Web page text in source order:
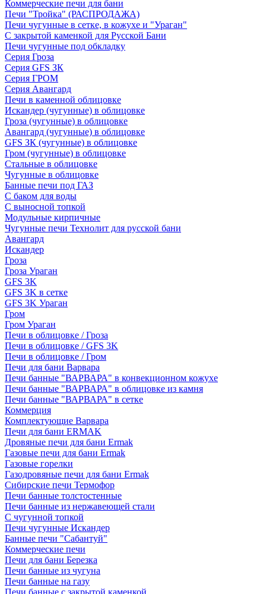
Коммерческие печи для бани
Печи "Тройка" (РАСПРОДАЖА)
Печи чугунные в сетке, в кожухе и "Ураган"
С закрытой каменкой для Русской Бани
Печи чугунные под обкладку
Серия Гроза
Серия GFS ЗК
Серия ГРОМ
Серия Авангард
Печи в каменной облицовке
Искандер (чугунные) в облицовке
Гроза (чугунные) в облицовке
Авангард (чугунные) в облицовке
GFS ЗК (чугунные) в облицовке
Гром (чугунные) в облицовке
Стальные в облицовке
Чугунные в облицовке
Банные печи под ГАЗ
С баком для воды
С выносной топкой
Модульные кирпичные
Чугунные печи Технолит для русской бани
Авангард
Искандер
Гроза
Гроза Ураган
GFS 3K
GFS 3K в сетке
GFS 3K Ураган
Гром
Гром Ураган
Печи в облицовке / Гроза
Печи в облицовке / GFS 3K
Печи в облицовке / Гром
Печи для бани Варвара
Печи банные "ВАРВАРА" в конвекционном кожухе
Печи банные "ВАРВАРА" в облицовке из камня
Печи банные "ВАРВАРА" в сетке
Коммерция
Комплектующие Варвара
Печи для бани ERMAK
Дровяные печи для бани Ermak
Газовые печи для бани Ermak
Газовые горелки
Газодровяные печи для бани Ermak
Сибирские печи Термофор
Печи банные толстостенные
Печи банные из нержавеющей стали
С чугунной топкой
Печи чугунные Искандер
Банные печи "Сабантуй"
Коммерческие печи
Печи для бани Березка
Печи банные из чугуна
Печи банные на газу
Печи банные с закрытой каменкой